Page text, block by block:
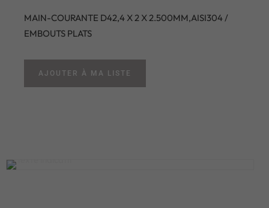
MAIN-COURANTE D42,4 X 2 X 2.500MM,AISI304 /
EMBOUTS PLATS
AJOUTER À MA LISTE